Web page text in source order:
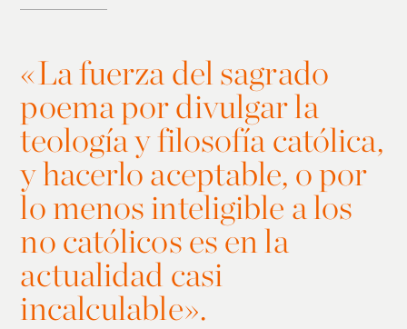
«La fuerza del sagrado
poema por divulgar la
teología y filosofía católica,
y hacerlo aceptable, o por
lo menos inteligible a los
no católicos es en la
actualidad casi
incalculable».